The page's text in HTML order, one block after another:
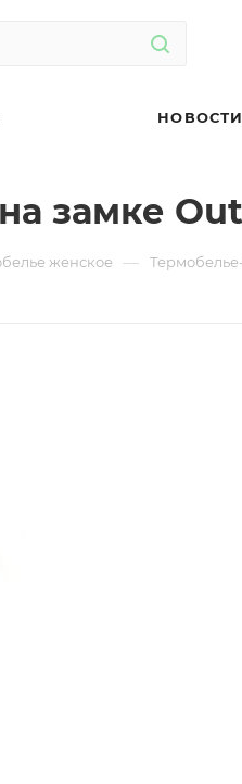
НОВОСТИ
замке
женское —